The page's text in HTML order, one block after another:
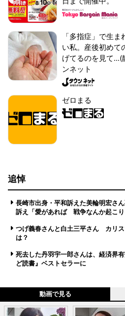
「多指症」で生
い私。産後初めて
げてるのを見て
ンネット
ゼロまる
追悼
長崎市出身・平和訴えた美輪明宏さ
訴え「愛があれば 戦争なんか起こり
つげ義春さんと白土三平さん カリ
は？
死去した丹羽宇一郎さんは、経済界
ど読書』ベストセラーに
動画で見る